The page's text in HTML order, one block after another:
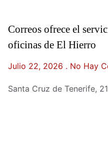
Correos ofrece el
oficinas de El Hierro
Julio 22, 2026 No Hay
Santa Cruz de Tenerife,